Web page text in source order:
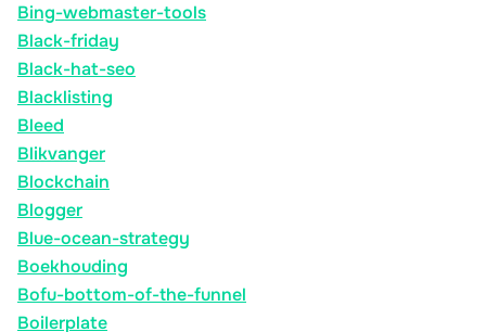
Bing-webmaster-tools
Black-friday
Black-hat-seo
Blacklisting
Bleed
Blikvanger
Blockchain
Blogger
Blue-ocean-strategy
Boekhouding
Bofu-bottom-of-the-funnel
Boilerplate